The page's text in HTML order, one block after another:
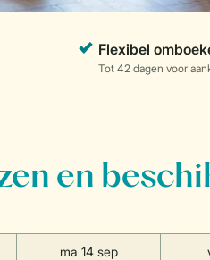
en
ma 14 sep